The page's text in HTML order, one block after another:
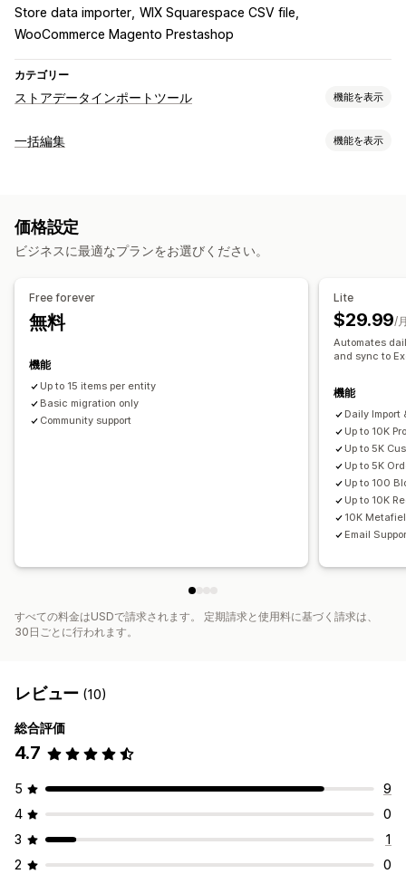
Store data importer WIX Squarespace CSV file
WooCommerce Magento Prestashop
カテゴリー
ストアデータインポートツール 機能を表示
データ同期
データ移行
一括エクスポート
一括インポート スケジュール式エクスポート
大きいサイズのファイルに対応
コレクション
お客様 ディスカウント
商品
一括編集 機能を表示
メタフィールド
データ移行
一括編集
価格設定
ビジネスに最適なプランをお選びください。
Free forever
無料
機能
Up to 15 items per entity
Basic migration only
Community support
Lite
$29.99/
Automates
and sync to
機能
Daily Import
Up to 10K
Up to 5K
Up to 5K
Up to 100
Up to 10K
10K
Email
すべての料金はUSDで請求されます。 定期請求と使用料に基づく請求は、
30日ごとに行われます。
レビュー (10)
総合評価
4.7
5
9
4
0
3
1
2
0